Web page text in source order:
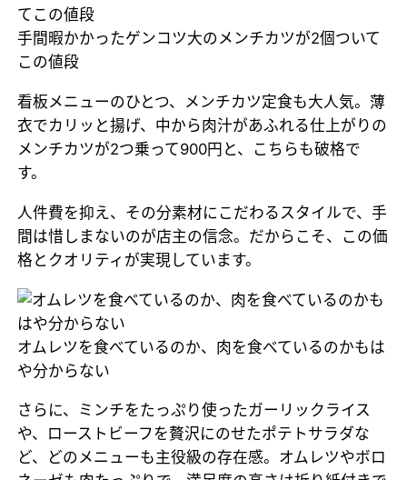
手間暇かかったゲンコツ大のメンチカツが2個ついて
この値段
看板メニューのひとつ、メンチカツ定食も大人気。薄
衣でカリッと揚げ、中から肉汁があふれる仕上がりの
メンチカツが2つ乗って900円と、こちらも破格で
す。
人件費を抑え、その分素材にこだわるスタイルで、手
間は惜しまないのが店主の信念。だからこそ、この価
格とクオリティが実現しています。
オムレツを食べているのか、肉を食べているのかもは
や分からない
さらに、ミンチをたっぷり使ったガーリックライス
や、ローストビーフを贅沢にのせたポテトサラダな
ど、どのメニューも主役級の存在感。オムレツやボロ